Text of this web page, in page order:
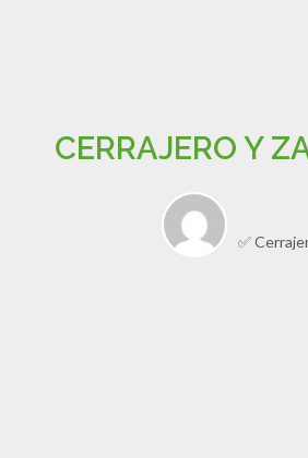
CERRAJERO Y
✅